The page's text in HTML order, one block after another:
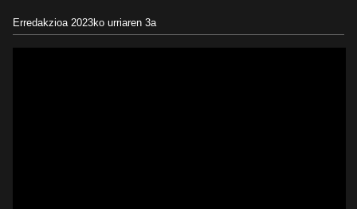
Erredakzioa 2023ko urriaren 3a